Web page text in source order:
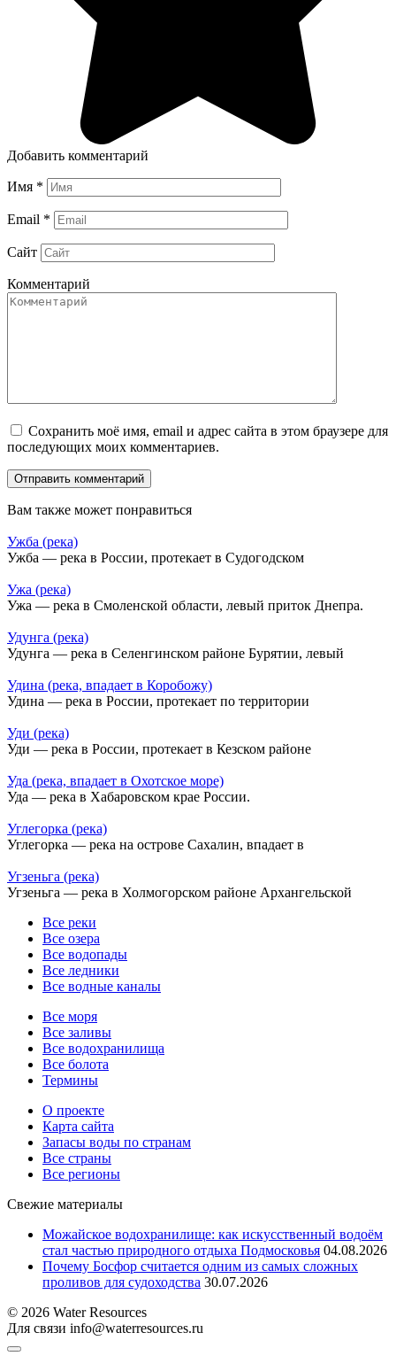
Добавить комментарий
Имя *
Email *
Сайт
Комментарий
Сохранить моё имя, email и адрес сайта в этом браузере для
последующих моих комментариев.
Вам также может понравиться
Ужба (река)
Ужба — река в России, протекает в Судогодском
Ужа (река)
Ужа — река в Смоленской области, левый приток Днепра.
Удунга (река)
Удунга — река в Селенгинском районе Бурятии, левый
Удина (река, впадает в Коробожу)
Удина — река в России, протекает по территории
Уди (река)
Уди — река в России, протекает в Кезском районе
Уда (река, впадает в Охотское море)
Уда — река в Хабаровском крае России.
Углегорка (река)
Углегорка — река на острове Сахалин, впадает в
Угзеньга (река)
Угзеньга — река в Холмогорском районе Архангельской
Все реки
Все озера
Все водопады
Все ледники
Все водные каналы
Все моря
Все заливы
Все водохранилища
Все болота
Термины
О проекте
Карта сайта
Запасы воды по странам
Все страны
Все регионы
Свежие материалы
Можайское водохранилище: как искусственный водоём
стал частью природного отдыха Подмосковья 04.08.2026
Почему Босфор считается одним из самых сложных
проливов для судоходства 30.07.2026
© 2026 Water Resources
Для связи info@waterresources.ru